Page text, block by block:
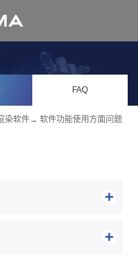
FAQ
染软件→软件功能使用方面问题